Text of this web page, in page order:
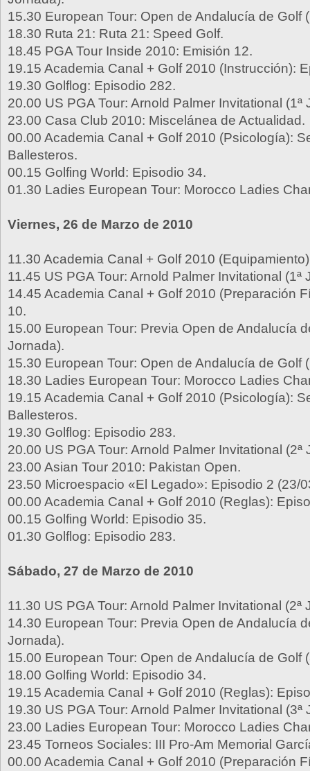
15.30 European Tour: Open de Andalucía de Golf
18.30 Ruta 21: Ruta 21: Speed Golf.
18.45 PGA Tour Inside 2010: Emisión 12.
19.15 Academia Canal + Golf 2010 (Instrucción):
19.30 Golflog: Episodio 282.
20.00 US PGA Tour: Arnold Palmer Invitational (1ª
23.00 Casa Club 2010: Miscelánea de Actualidad.
00.00 Academia Canal + Golf 2010 (Psicología):
Ballesteros.
00.15 Golfing World: Episodio 34.
01.30 Ladies European Tour: Morocco Ladies
Viernes, 26 de Marzo de 2010
11.30 Academia Canal + Golf 2010
11.45 US PGA Tour: Arnold Palmer Invitational (1ª
14.45 Academia Canal + Golf 2010 (Preparación
10.
15.00 European Tour: Previa Open de Andalucía
Jornada).
15.30 European Tour: Open de Andalucía de Golf
18.30 Ladies European Tour: Morocco Ladies
19.15 Academia Canal + Golf 2010 (Psicología):
Ballesteros.
19.30 Golflog: Episodio 283.
20.00 US PGA Tour: Arnold Palmer Invitational (2ª
23.00 Asian Tour 2010: Pakistan Open.
23.50 Microespacio «El Legado»: Episodio 2 (23/
00.00 Academia Canal + Golf 2010 (Reglas):
00.15 Golfing World: Episodio 35.
01.30 Golflog: Episodio 283.
Sábado, 27 de Marzo de 2010
11.30 US PGA Tour: Arnold Palmer Invitational (2ª
14.30 European Tour: Previa Open de Andalucía
Jornada).
15.00 European Tour: Open de Andalucía de Golf
18.00 Golfing World: Episodio 34.
19.15 Academia Canal + Golf 2010 (Reglas):
19.30 US PGA Tour: Arnold Palmer Invitational (3ª
23.00 Ladies European Tour: Morocco Ladies
23.45 Torneos Sociales: III Pro-Am Memorial
00.00 Academia Canal + Golf 2010 (Preparación